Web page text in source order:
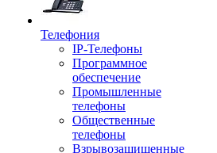
Телефония
IP-Телефоны
Программное
обеспечение
Промышленные
телефоны
Общественные
телефоны
Взрывозащищенные